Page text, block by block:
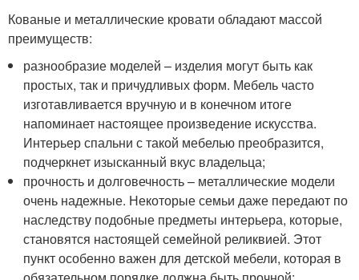
Кованые и металлические кровати обладают массой
преимуществ:
разнообразие моделей – изделия могут быть как
простых, так и причудливых форм. Мебель часто
изготавливается вручную и в конечном итоге
напоминает настоящее произведение искусства.
Интерьер спальни с такой мебелью преобразится,
подчеркнет изысканный вкус владельца;
прочность и долговечность – металлические модели
очень надежные. Некоторые семьи даже передают по
наследству подобные предметы интерьера, которые,
становятся настоящей семейной реликвией. Этот
пункт особенно важен для детской мебели, которая в